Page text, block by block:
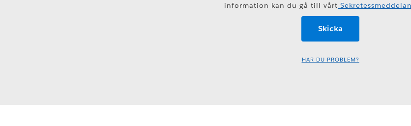
information kan du gå till vårt
HAR DU PROBLEM?